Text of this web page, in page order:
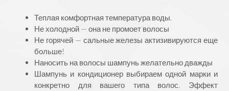
Теплая комфортная температура воды.
Не холодной — она не промоет волосы
Не горячей — сальные железы актизивируются еще
больше!
Наносить на волосы шампунь желательно дважды
Шампунь и кондиционер выбираем одной марки и
конкретно для вашего типа волос. Эффект